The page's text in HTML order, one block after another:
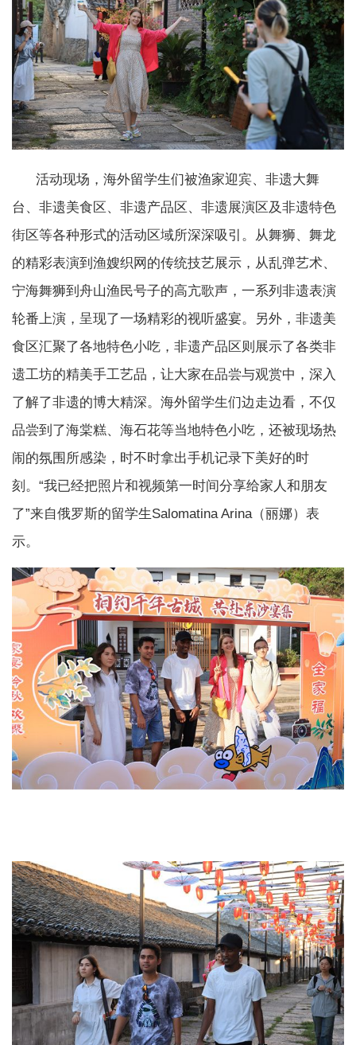
活动现场，海外留学生们被渔家迎宾、非遗大舞
台、非遗美食区、非遗产品区、非遗展演区及非遗特色
街区等各种形式的活动区域所深深吸引。从舞狮、舞龙
的精彩表演到渔嫂织网的传统技艺展示，从乱弹艺术、
宁海舞狮到舟山渔民号子的高亢歌声，一系列非遗表演
轮番上演，呈现了一场精彩的视听盛宴。另外，非遗美
食区汇聚了各地特色小吃，非遗产品区则展示了各类非
遗工坊的精美手工艺品，让大家在品尝与观赏中，深入
了解了非遗的博大精深。海外留学生们边走边看，不仅
品尝到了海棠糕、海石花等当地特色小吃，还被现场热
闹的氛围所感染，时不时拿出手机记录下美好的时
刻。“我已经把照片和视频第一时间分享给家人和朋友
了”来自俄罗斯的留学生Salomatina Arina（丽娜）表
示。